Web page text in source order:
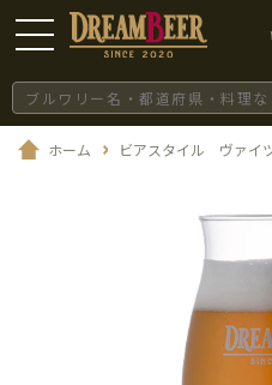
ホーム ビアスタイル ヴァイ